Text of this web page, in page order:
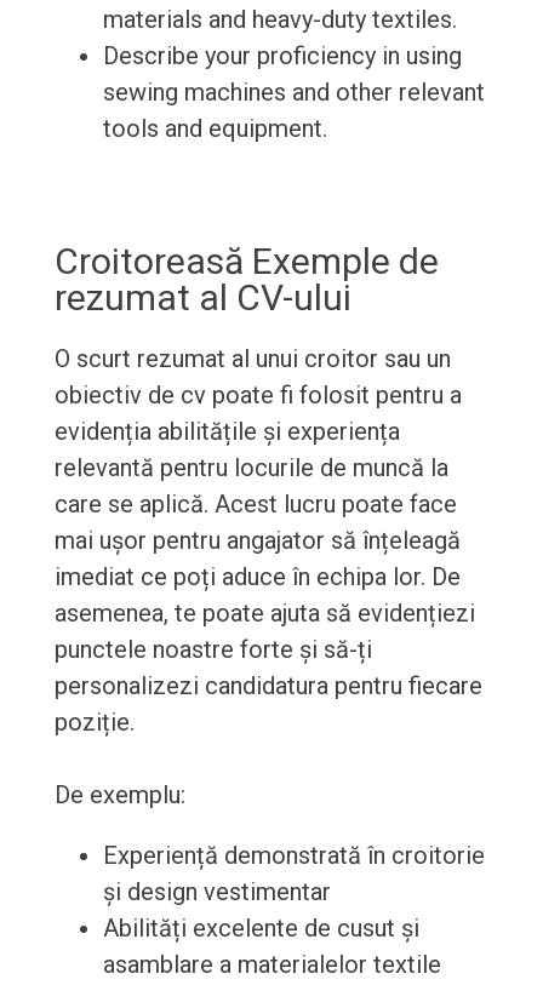
materials and heavy-duty textiles.
Describe your proficiency in using
sewing machines and other relevant
tools and equipment.
Croitoreasă Exemple de
rezumat al CV-ului
O scurt rezumat al unui croitor sau un
obiectiv de cv poate fi folosit pentru a
evidenția abilitățile și experiența
relevantă pentru locurile de muncă la
care se aplică. Acest lucru poate face
mai ușor pentru angajator să înțeleagă
imediat ce poți aduce în echipa lor. De
asemenea, te poate ajuta să evidențiezi
punctele noastre forte și să-ți
personalizezi candidatura pentru fiecare
poziție.
De exemplu:
Experiență demonstrată în croitorie
și design vestimentar
Abilități excelente de cusut și
asamblare a materialelor textile